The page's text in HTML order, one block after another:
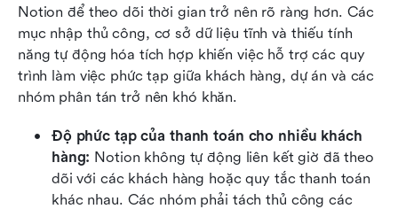
Notion để theo dõi thời gian trở nên rõ ràng hơn. Các
mục nhập thủ công, cơ sở dữ liệu tĩnh và thiếu tính
năng tự động hóa tích hợp khiến việc hỗ trợ các quy
trình làm việc phức tạp giữa khách hàng, dự án và các
nhóm phân tán trở nên khó khăn.
Độ phức tạp của thanh toán cho nhiều khách
hàng: Notion không tự động liên kết giờ đã theo
dõi với các khách hàng hoặc quy tắc thanh toán
khác nhau. Các nhóm phải tách thủ công các